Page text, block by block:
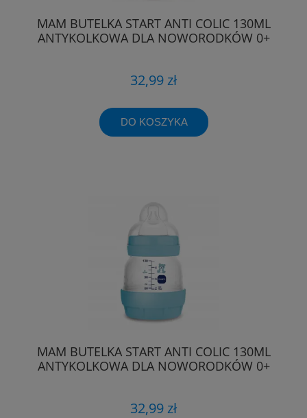
MAM BUTELKA START ANTI COLIC 130ML
ANTYKOLKOWA DLA NOWORODKÓW 0+
32,99 zł
DO KOSZYKA
MAM BUTELKA START ANTI COLIC 130ML
ANTYKOLKOWA DLA NOWORODKÓW 0+
32,99 zł